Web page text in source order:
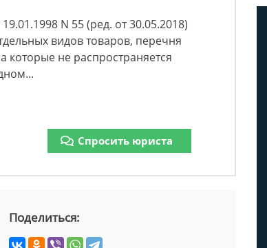
N 55 (ред. от 30.05.2018)
видов товаров, перечня
которые не распространяется
Спросить юриста
Поделиться: